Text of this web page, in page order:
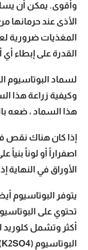
وأقوى. يمكن أن
الأذى عند حرمانها
المغذيات ضرورية
القدرة على إبطاء
لسماد البوتاسيوم
وكيفية زراعة هذا
هذا السماد ، ضعه
إذا كان هناك نقص
اصفراراً أو لوناً
الأوراق في النهاية
يتوفر البوتاسيوم
تحتوي على